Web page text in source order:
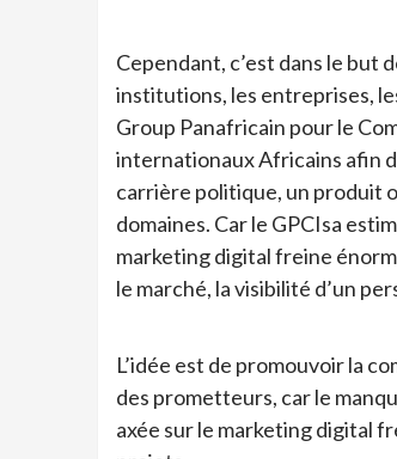
Cependant, c’est dans le but
institutions, les entreprises,
Group Panafricain pour le
internationaux Africains afin
carrière politique, un produit
domaines. Car le GPCIsa
marketing digital freine
le marché, la visibilité d’un
L’idée est de promouvoir la
des prometteurs, car le
axée sur le marketing digital